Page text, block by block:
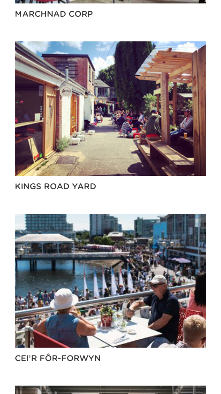
MARCHNAD CORP
KINGS ROAD YARD
CEI’R FÔR-FORWYN